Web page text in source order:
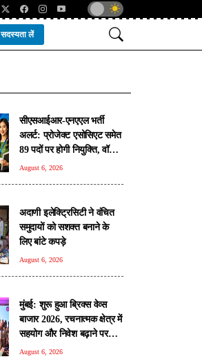
सदस्यता लें
सीएसआईआर-एनएएल भर्ती
अलर्ट: प्रोजेक्ट एसोसिएट समेत
89 पदों पर होगी नियुक्ति, वॉक-
इन इंटरव्यू 10 अगस्त से
August 6, 2026
अदाणी इलेक्ट्रिसिटी ने वंचित
समुदायों को सशक्त बनाने के
लिए बांटे कपड़े
August 6, 2026
मुंबई: शुरू हुआ ब्रिक्स वेव्स
बाजार 2026, रचनात्मक क्षेत्र में
सहयोग और निवेश बढ़ाने पर
जोर
August 6, 2026